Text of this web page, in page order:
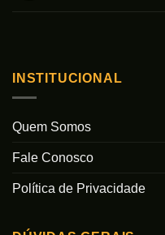
INSTITUCIONAL
Quem Somos
Fale Conosco
Política de Privacidade